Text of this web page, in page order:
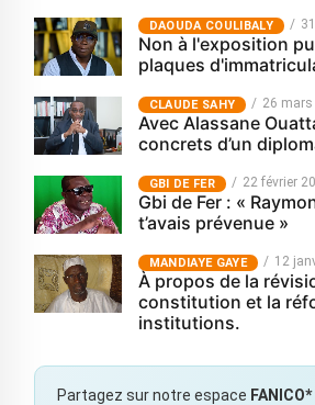
‎DAOUDA COULIBALY
Non à l'exposition
plaques
CLAUDE SAHY 26 mars
Avec Alassane
concrets d’un
GBI DE FER 22 février
Gbi de Fer : «
t’avais prévenue »
MANDIAYE GAYE 12
À propos de la
constitution et la
institutions.
Partagez sur notre espace FANICO*